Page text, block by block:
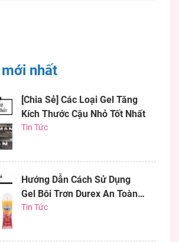
những...
nhất
[Chia Sẻ] Các Loại Gel Tăng
Kích Thước Cậu Nhỏ Tốt Nhất
Tin Tức
Hướng Dẫn Cách Sử Dụng
Gel Bôi Trơn Durex An Toàn
Hiệu Quả
Tin Tức